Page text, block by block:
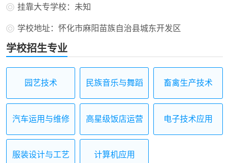
挂靠大专学校：未知
学校地址：怀化市麻阳苗族自治县城东开发区
学校招生专业
园艺技术 民族音乐与舞蹈 畜禽生产技术
汽车运用与维修
高星级饭店运营
电子技术应用
服装设计与工艺 计算机应用